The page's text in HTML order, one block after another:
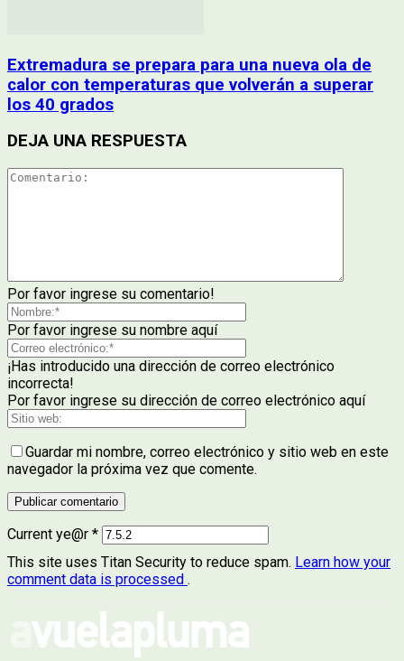
Extremadura se prepara para una nueva ola de
calor con temperaturas que volverán a superar
los 40 grados
DEJA UNA RESPUESTA
Por favor ingrese su comentario!
Por favor ingrese su nombre aquí
¡Has introducido una dirección de correo electrónico
incorrecta!
Por favor ingrese su dirección de correo electrónico aquí
Guardar mi nombre, correo electrónico y sitio web en este
navegador la próxima vez que comente.
Current ye@r *
This site uses Titan Security to reduce spam. Learn how your
comment data is processed .